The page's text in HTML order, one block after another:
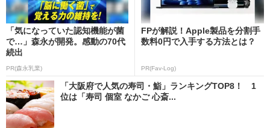
「気になっていた認知機能が菌
で…」森永が開発。感動の70代
続出
PR(森永乳業)
FPが解説！Apple製品を分割手
数料0円で入手する方法とは？
PR(Fav-Log)
「大阪府で人気の寿司・鮨」ランキングTOP8！ 1
位は「寿司 個室 なかご 心斎...